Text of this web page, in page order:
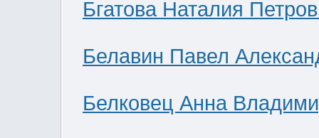
Бгатова Наталия
Белавин Павел
Белковец Анна